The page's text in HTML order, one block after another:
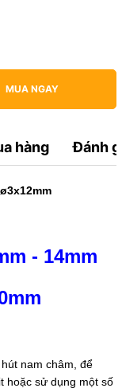
MUA NGAY
hàng Đánh
- 14mm
nam châm, để
hoặc sử dụng một số